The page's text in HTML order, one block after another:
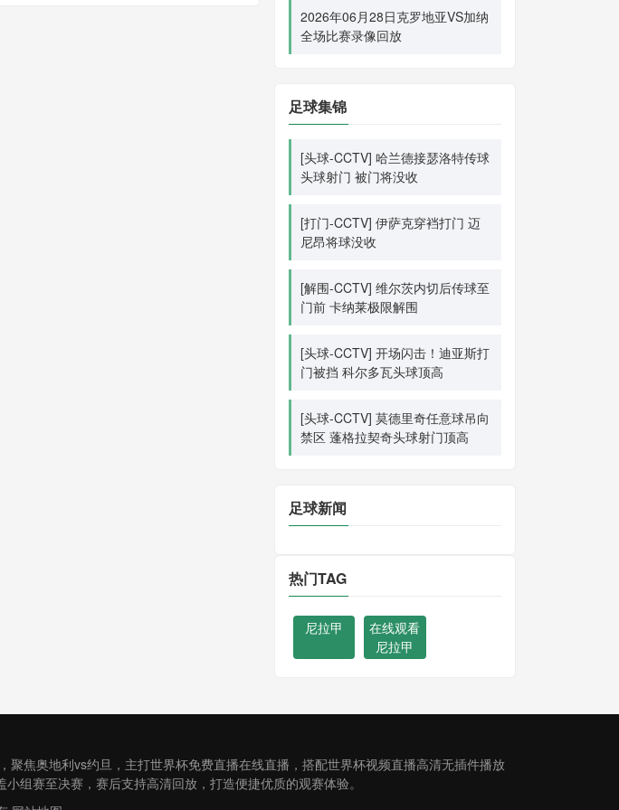
2026年06月28日克罗地亚VS加纳
全场比赛录像回放
足球集锦
[头球-CCTV] 哈兰德接瑟洛特传球
头球射门 被门将没收
[打门-CCTV] 伊萨克穿裆打门 迈
尼昂将球没收
[解围-CCTV] 维尔茨内切后传球至
门前 卡纳莱极限解围
[头球-CCTV] 开场闪击！迪亚斯打
门被挡 科尔多瓦头球顶高
[头球-CCTV] 莫德里奇任意球吊向
禁区 蓬格拉契奇头球射门顶高
足球新闻
热门TAG
尼拉甲
在线观看
尼拉甲
焦奥地利vs约旦，主打世界杯免费直播在线直播，搭配世界杯视频直播高清无插件播放
组赛至决赛，赛后支持高清回放，打造便捷优质的观赛体验。